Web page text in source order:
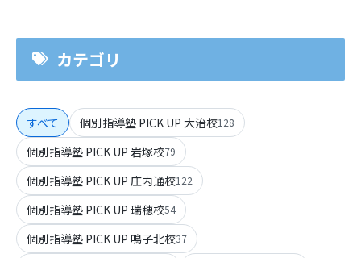
カテゴリ
すべて 個別指導塾 PICK UP 大治校128
個別指導塾 PICK UP 岩塚校79
個別指導塾 PICK UP 庄内通校122
個別指導塾 PICK UP 瑞穂校54
個別指導塾 PICK UP 鳴子北校37